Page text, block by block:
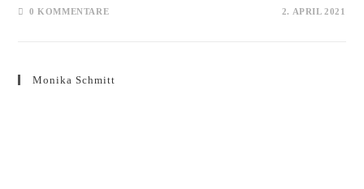
0 KOMMENTARE 2. APRIL 2021
Monika Schmitt